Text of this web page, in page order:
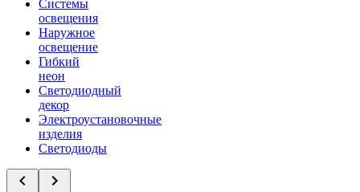
Системы
освещения
Наружное
освещение
Гибкий
неон
Светодиодный
декор
Электроустановочные
изделия
Светодиоды